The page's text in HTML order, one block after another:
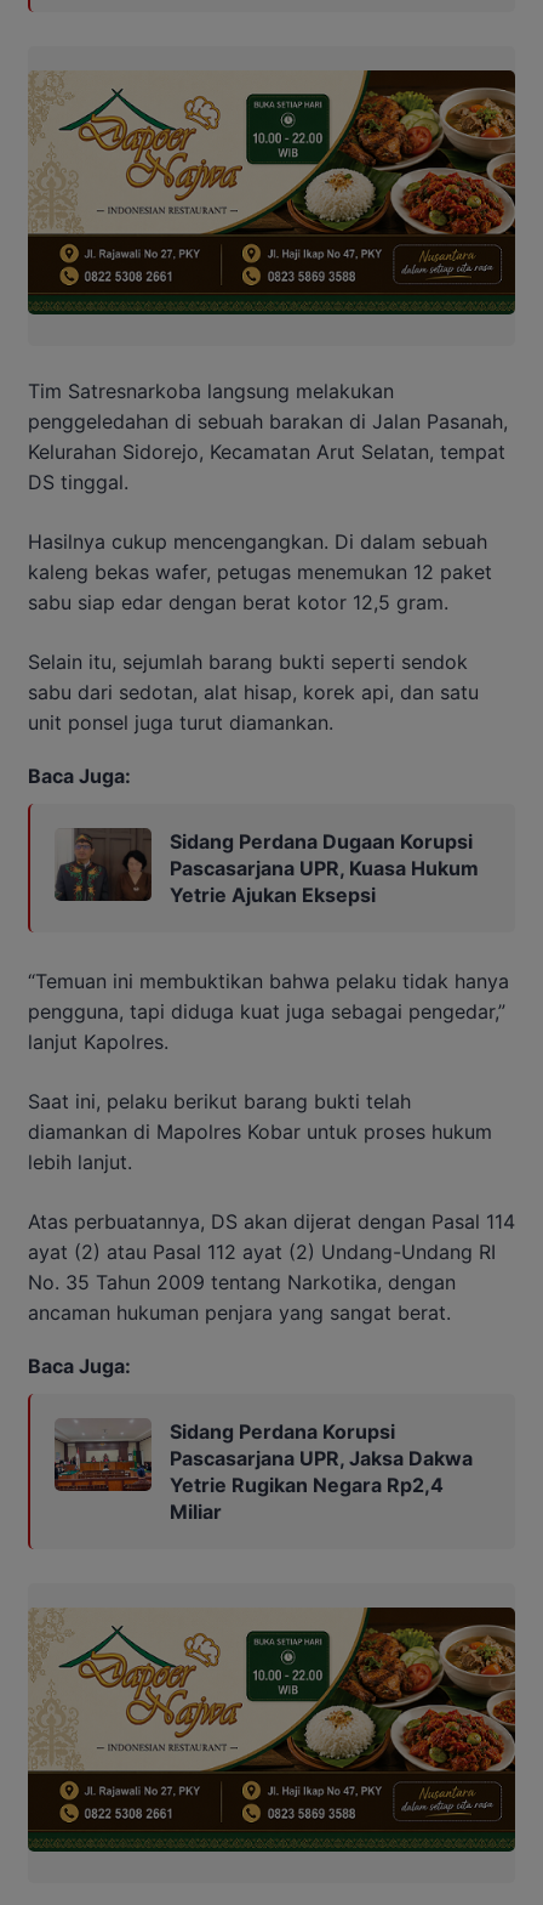
Tim Satresnarkoba langsung melakukan
penggeledahan di sebuah barakan di Jalan Pasanah,
Kelurahan Sidorejo, Kecamatan Arut Selatan, tempat
DS tinggal.
Hasilnya cukup mencengangkan. Di dalam sebuah
kaleng bekas wafer, petugas menemukan 12 paket
sabu siap edar dengan berat kotor 12,5 gram.
Selain itu, sejumlah barang bukti seperti sendok
sabu dari sedotan, alat hisap, korek api, dan satu
unit ponsel juga turut diamankan.
Baca Juga:
Sidang Perdana Dugaan Korupsi
Pascasarjana UPR, Kuasa Hukum
Yetrie Ajukan Eksepsi
“Temuan ini membuktikan bahwa pelaku tidak hanya
pengguna, tapi diduga kuat juga sebagai pengedar,”
lanjut Kapolres.
Saat ini, pelaku berikut barang bukti telah
diamankan di Mapolres Kobar untuk proses hukum
lebih lanjut.
Atas perbuatannya, DS akan dijerat dengan Pasal 114
ayat (2) atau Pasal 112 ayat (2) Undang-Undang RI
No. 35 Tahun 2009 tentang Narkotika, dengan
ancaman hukuman penjara yang sangat berat.
Baca Juga:
Sidang Perdana Korupsi
Pascasarjana UPR, Jaksa Dakwa
Yetrie Rugikan Negara Rp2,4
Miliar